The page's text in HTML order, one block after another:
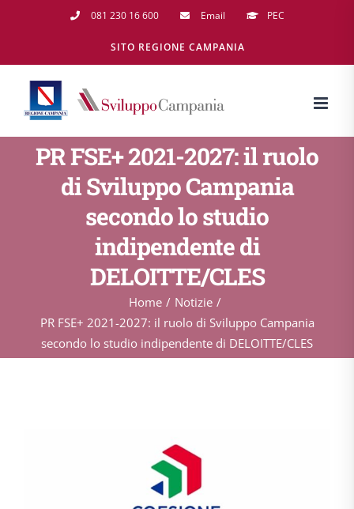
081 230 16 600 Email PEC
SITO REGIONE CAMPANIA
PR FSE+ 2021-2027: il ruolo
di Sviluppo Campania
secondo lo studio
indipendente di
DELOITTE/CLES
Home
Notizie
PR FSE+ 2021-2027: il ruolo di Sviluppo Campania
secondo lo studio indipendente di DELOITTE/CLES